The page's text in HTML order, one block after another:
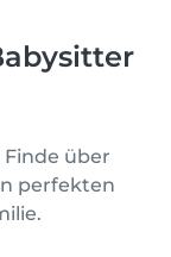
über
perfekten